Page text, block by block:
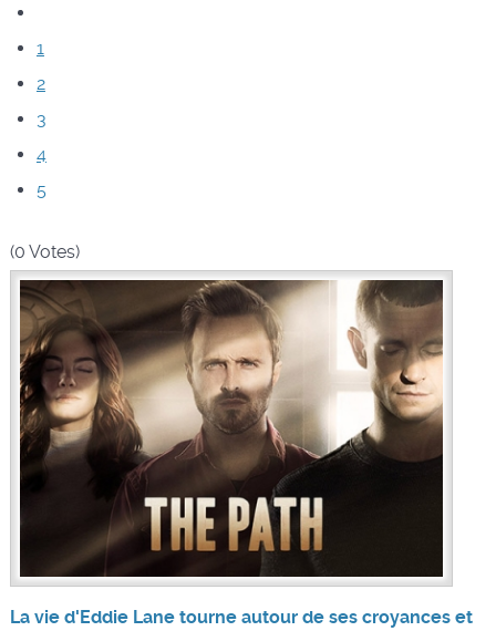
1
2
3
4
5
(0 Votes)
La vie d'Eddie Lane tourne autour de ses croyances et